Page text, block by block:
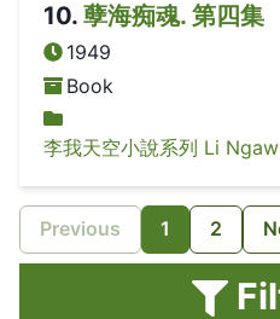
10. 孽海痴魂. 第四集
1949
Book
李我天空小說系列 Li
Previous 1 2